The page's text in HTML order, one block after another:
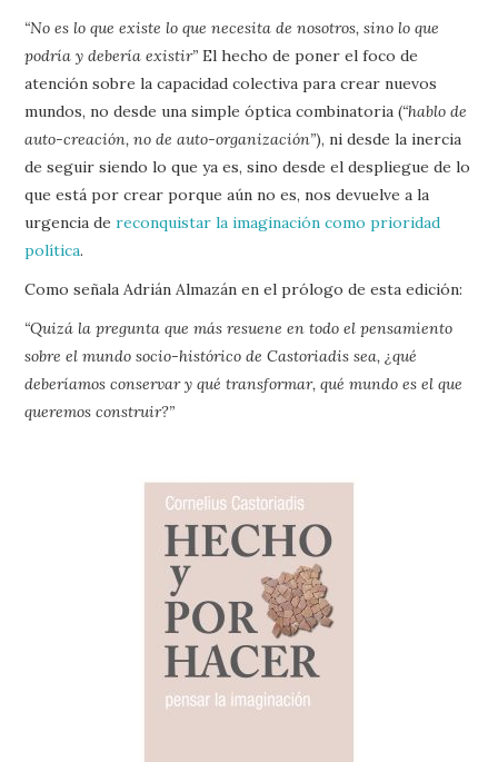
“No es lo que existe lo que necesita de nosotros, sino lo que
podría y debería existir” El hecho de poner el foco de
atención sobre la capacidad colectiva para crear nuevos
mundos, no desde una simple óptica combinatoria (“hablo de
auto-creación, no de auto-organización”), ni desde la inercia
de seguir siendo lo que ya es, sino desde el despliegue de lo
que está por crear porque aún no es, nos devuelve a la
urgencia dereconquistar la imaginación como prioridad
política.
Como señala Adrián Almazán en el prólogo de esta edición:
“Quizá la pregunta que más resuene en todo el pensamiento
sobre el mundo socio-histórico de Castoriadis sea, ¿qué
deberíamos conservar y qué transformar, qué mundo es el que
queremos construir?”